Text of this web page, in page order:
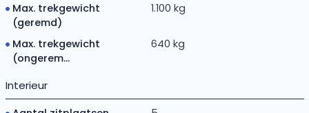
Max. trekgewicht
(geremd)
1.100 kg
Max. trekgewicht
(ongerem...
640 kg
Interieur